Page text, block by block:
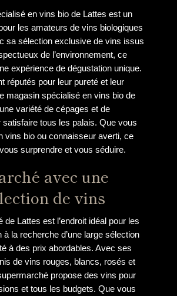
en vins bio de Lattes est un
les amateurs de vins biologiques
sa sélection exclusive de vins issus
de l’environnement, ce
expérience de dégustation unique.
réputés pour leur pureté et leur
magasin spécialisé en vins bio de
variété de cépages et de
satisfaire tous les palais. Que vous
vins bio ou connaisseur averti, ce
surprendre et vous séduire.
avec une
de vins
de Lattes est l’endroit idéal pour les
la recherche d’une large sélection
à des prix abordables. Avec ses
de vins rouges, blancs, rosés et
propose des vins pour
et tous les budgets. Que vous